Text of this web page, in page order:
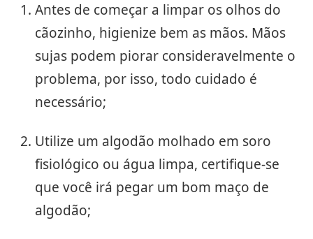
Antes de começar a limpar os olhos do
cãozinho, higienize bem as mãos. Mãos
sujas podem piorar consideravelmente o
problema, por isso, todo cuidado é
necessário;
Utilize um algodão molhado em soro
fisiológico ou água limpa, certifique-se
que você irá pegar um bom maço de
algodão;